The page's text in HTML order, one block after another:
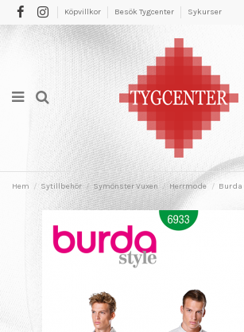
Köpvillkor Besök Tygcenter Sykurser
Hem Sytillbehör Symönster Vuxen Herrmode Burda